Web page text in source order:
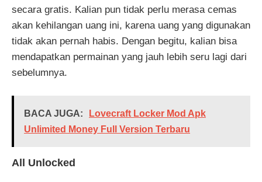
secara gratis. Kalian pun tidak perlu merasa cemas
akan kehilangan uang ini, karena uang yang digunakan
tidak akan pernah habis. Dengan begitu, kalian bisa
mendapatkan permainan yang jauh lebih seru lagi dari
sebelumnya.
BACA JUGA:
Lovecraft Locker Mod Apk
Unlimited Money Full Version Terbaru
All Unlocked